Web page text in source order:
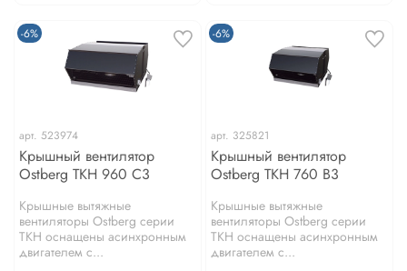
-6%
арт. 523974
Крышный вентилятор
Ostberg TKH 960 C3
Крышные вытяжные
вентиляторы Ostberg серии
TKH оснащены асинхронным
двигателем с...
-6%
арт. 325821
Крышный вентилятор
Ostberg TKH 760 B3
Крышные вытяжные
вентиляторы Ostberg серии
TKH оснащены асинхронным
двигателем с...